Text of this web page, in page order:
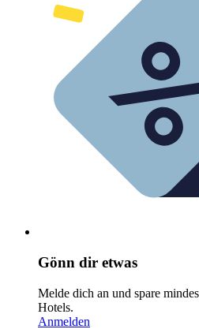
Gönn dir etwas
Melde dich an und spare
Hotels.
Anmelden